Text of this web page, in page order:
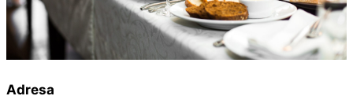
Adresa